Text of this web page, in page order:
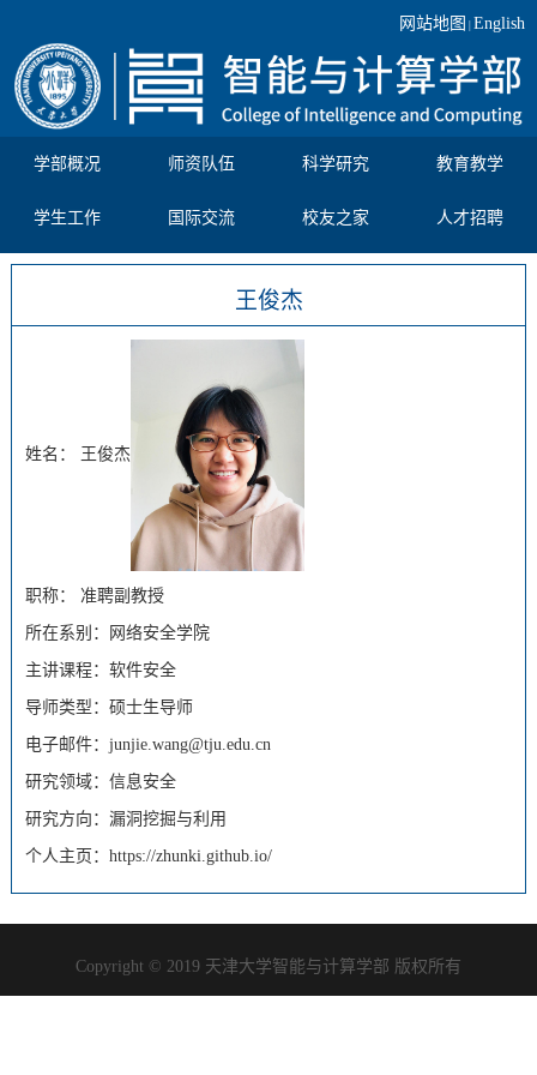
网站地图 English
学部概况 师资队伍 科学研究 教育教学
学生工作 国际交流 校友之家 人才招聘
王俊杰
姓名： 王俊杰
职称： 准聘副教授
所在系别：网络安全学院
主讲课程：软件安全
导师类型：硕士生导师
电子邮件：junjie.wang@tju.edu.cn
研究领域：信息安全
研究方向：漏洞挖掘与利用
个人主页： https://zhunki.github.io/
Copyright © 2019 天津大学智能与计算学部 版权所有